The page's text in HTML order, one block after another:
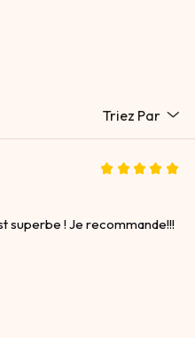
Triez Par
superbe ! Je recommande!!!